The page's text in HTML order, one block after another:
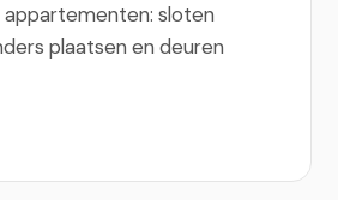
appartementen: sloten
plaatsen en deuren